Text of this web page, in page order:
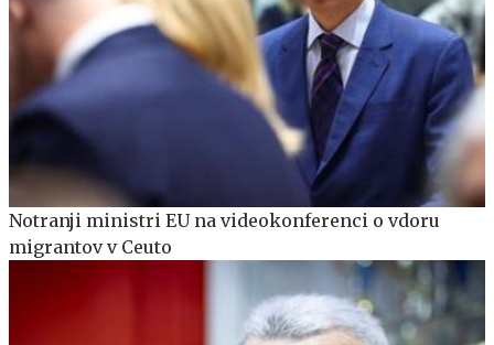
Notranji ministri EU na videokonferenci o vdoru
migrantov v Ceuto